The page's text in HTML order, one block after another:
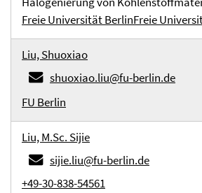
Freie Universität BerlinFreie
Liu, Shuoxiao
shuoxiao.liu@fu-berlin.de
FU Berlin
Liu, M.Sc. Sijie
sijie.liu@fu-berlin.de
+49-30-838-54561